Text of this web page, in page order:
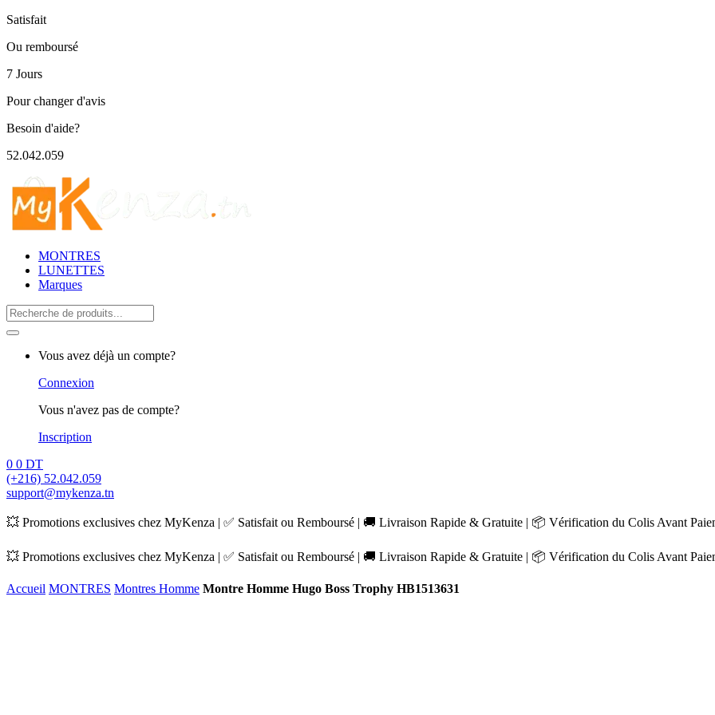
Satisfait
Ou remboursé
7 Jours
Pour changer d'avis
Besoin d'aide?
52.042.059
MONTRES
LUNETTES
Marques
Search
for:
Vous avez déjà un compte?
Connexion
Vous n'avez pas de compte?
Inscription
0 0 DT
(+216) 52.042.059
support@mykenza.tn
💥 Promotions exclusives chez MyKenza | ✅ Satisfait ou Remboursé | 🚚 Livraison Rapide & Gratuite | 📦 Vérification du Colis Avant
💥 Promotions exclusives chez MyKenza | ✅ Satisfait ou Remboursé | 🚚 Livraison Rapide & Gratuite | 📦 Vérification du Colis Avant
Accueil MONTRES Montres Homme Montre Homme Hugo Boss Trophy HB1513631